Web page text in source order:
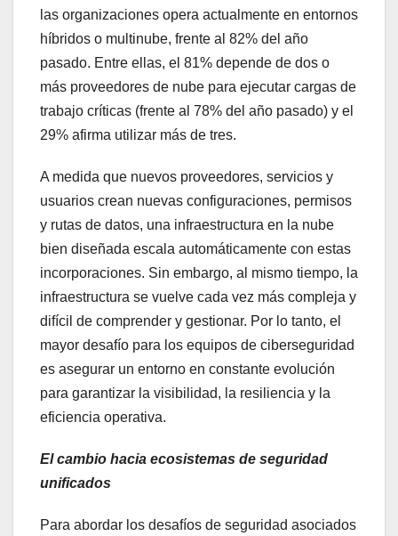
las organizaciones opera actualmente en entornos
híbridos o multinube, frente al 82% del año
pasado. Entre ellas, el 81% depende de dos o
más proveedores de nube para ejecutar cargas de
trabajo críticas (frente al 78% del año pasado) y el
29% afirma utilizar más de tres.
A medida que nuevos proveedores, servicios y
usuarios crean nuevas configuraciones, permisos
y rutas de datos, una infraestructura en la nube
bien diseñada escala automáticamente con estas
incorporaciones. Sin embargo, al mismo tiempo, la
infraestructura se vuelve cada vez más compleja y
difícil de comprender y gestionar. Por lo tanto, el
mayor desafío para los equipos de ciberseguridad
es asegurar un entorno en constante evolución
para garantizar la visibilidad, la resiliencia y la
eficiencia operativa.
El cambio hacia ecosistemas de seguridad
unificados
Para abordar los desafíos de seguridad asociados